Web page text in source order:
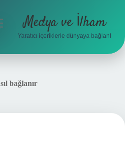
Medya ve İlham
Yaratıcı içeriklerle dünyaya bağlan!
bağlanır